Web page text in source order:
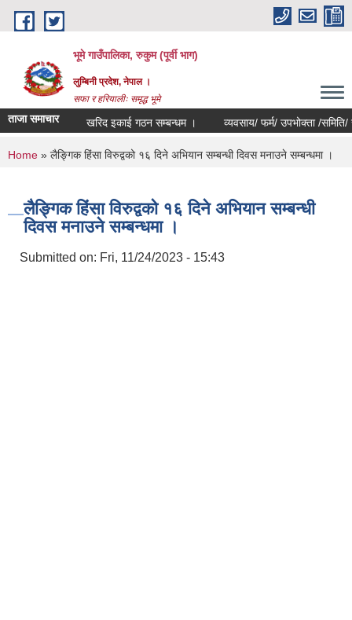
Skip to main content
भूमे गाउँपालिका, रुकुम (पूर्वी भाग)
लुम्बिनी प्रदेश, नेपाल ।
सफा र हरियालीः समृद्ध भूमे
ताजा समाचारखरिद इकाई गठन सम्बन्धम । व्यवसाय/ फर्म/ उपभोक्ता /समिति/ समुह/
You are here
Home » लैङ्गिक हिंसा विरुद्वको १६ दिने अभियान सम्बन्धी दिवस मनाउने सम्बन्धमा ।
लैङ्गिक हिंसा विरुद्वको १६ दिने अभियान सम्बन्धी
दिवस मनाउने सम्बन्धमा ।
Submitted on: Fri, 11/24/2023 - 15:43